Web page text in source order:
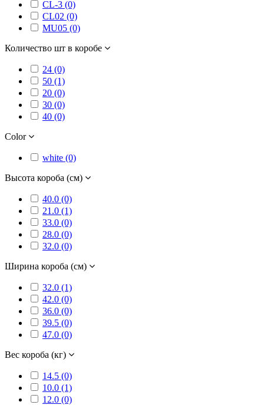
CL-3 (0)
CL02 (0)
MU05 (0)
Количество шт в коробе
24 (0)
50 (1)
20 (0)
30 (0)
40 (0)
Color
white (0)
Высота короба (см)
40.0 (0)
21.0 (1)
33.0 (0)
28.0 (0)
32.0 (0)
Ширина короба (см)
32.0 (1)
42.0 (0)
36.0 (0)
39.5 (0)
47.0 (0)
Вес короба (кг)
14.5 (0)
10.0 (1)
12.0 (0)